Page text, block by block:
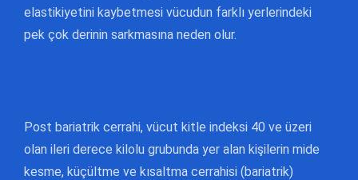
elastikiyetini kaybetmesi vücudun farklı yerlerindeki
pek çok derinin sarkmasına neden olur.
Post bariatrik cerrahi, vücut kitle indeksi 40 ve üzeri
olan ileri derece kilolu grubunda yer alan kişilerin mide
kesme, küçültme ve kısaltma cerrahisi (bariatrik)